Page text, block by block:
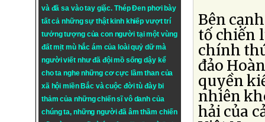
và đã sa vào tay giặc. Thép Đen phơi bày
tất cả những sự thật kinh khiếp vượt trí
tưởng tượng của con người tại một vùng
đất mịt mù hắc ám của loài quỷ dữ mà
người viết như đã đội mồ sống dậy kể
cho ta nghe những cơ cực lầm than của
xã hội miền Bắc và cuộc đời tù đày bi
thảm của những chiến sĩ vô danh của
chúng ta, những người đã âm thầm chiến
Bên
tố chiến
chính
đảo
quyền
nhiên
hải của